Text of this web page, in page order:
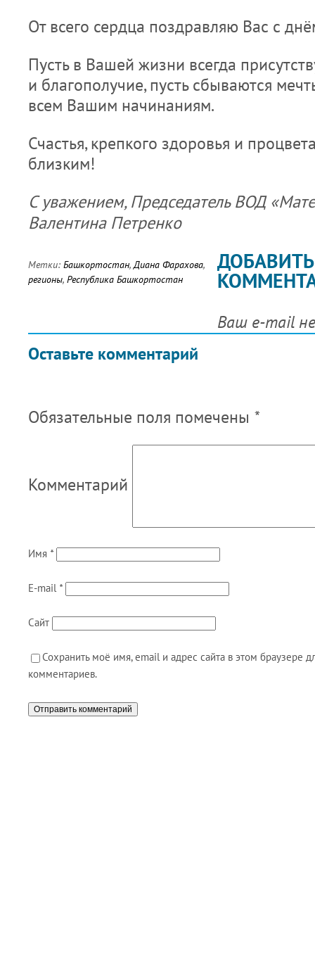
От всего сердца поздравляю Вас с
Пусть в Вашей жизни всегда
и благополучие, пусть сбываются
всем Вашим начинаниям.
Счастья, крепкого здоровья и
близким!
С уважением, Председатель ВОД
Валентина Петренко
Метки: Башкортостан,Диана Фарахова,
регионы, Республика Башкортостан
Оставьте комментарий
ДОБАВИТЬ
Ваш e-mail
Обязательные поля помечены *
Комментарий
Имя *
E-mail *
Сайт
Сохранить моё имя, email и адрес сайта в этом браузере
комментариев.